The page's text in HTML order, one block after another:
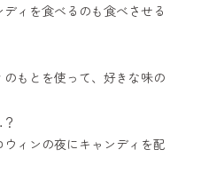
ィを食べるのも食べさせる
もとを使って、好きな味の
ィンの夜にキャンディを配